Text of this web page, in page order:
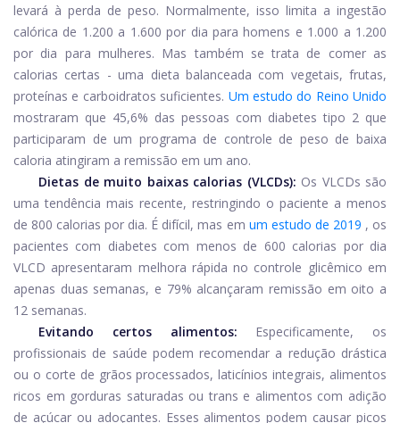
levará à perda de peso. Normalmente, isso limita a ingestão
calórica de 1.200 a 1.600 por dia para homens e 1.000 a 1.200
por dia para mulheres. Mas também se trata de comer as
calorias certas - uma dieta balanceada com vegetais, frutas,
proteínas e carboidratos suficientes. Um estudo do Reino Unido
mostraram que 45,6% das pessoas com diabetes tipo 2 que
participaram de um programa de controle de peso de baixa
caloria atingiram a remissão em um ano.
Dietas de muito baixas calorias (VLCDs): Os VLCDs são
uma tendência mais recente, restringindo o paciente a menos
de 800 calorias por dia. É difícil, mas em um estudo de 2019 , os
pacientes com diabetes com menos de 600 calorias por dia
VLCD apresentaram melhora rápida no controle glicêmico em
apenas duas semanas, e 79% alcançaram remissão em oito a
12 semanas.
Evitando certos alimentos:
Especificamente, os
profissionais de saúde podem recomendar a redução drástica
ou o corte de grãos processados, laticínios integrais, alimentos
ricos em gorduras saturadas ou trans e alimentos com adição
de açúcar ou adoçantes. Esses alimentos podem causar picos